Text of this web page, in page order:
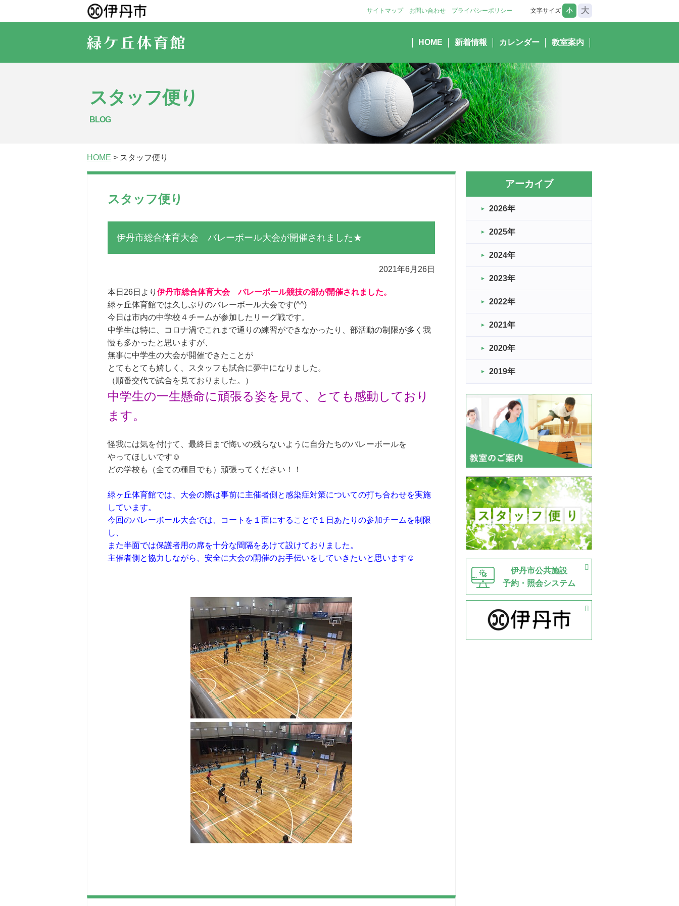
サイトマップ お問い合わせ プライバシーポリシー
HOME 新着情報 カレンダー 教室案内
文字サイズ 小 大
スタッフ便り
BLOG
HOME > スタッフ便り
スタッフ便り
伊丹市総合体育大会 バレーボール大会が開催されました★
2021年6月26日
本日26日より 伊丹市総合体育大会 バレーボール競技の部が開催されました。
緑ヶ丘体育館では久しぶりのバレーボール大会です(^^)
今日は市内の中学校４チームが参加したリーグ戦です。
中学生は特に、コロナ渦でこれまで通りの練習ができなかったり、部活動の制限が多く我
慢も多かったと思いますが、
無事に中学生の大会が開催できたことが
とてもとても嬉しく、スタッフも試合に夢中になりました。
（順番交代で試合を見ておりました。）
中学生の一生懸命に頑張る姿を見て、とても感動しており
ます。
怪我には気を付けて、最終日まで悔いの残らないように自分たちのバレーボールを
やってほしいです☺
どの学校も（全ての種目でも）頑張ってください！！
緑ヶ丘体育館では、大会の際は事前に主催者側と感染症対策についての打ち合わせを実施
しています。
今回のバレーボール大会では、コートを１面にすることで１日あたりの参加チームを制限
し、
また半面では保護者用の席を十分な間隔をあけて設けておりました。
主催者側と協力しながら、安全に大会の開催のお手伝いをしていきたいと思います☺
アーカイブ
2026年
2025年
2024年
2023年
2022年
2021年
2020年
2019年
伊丹市公共施設
予約・照会システム